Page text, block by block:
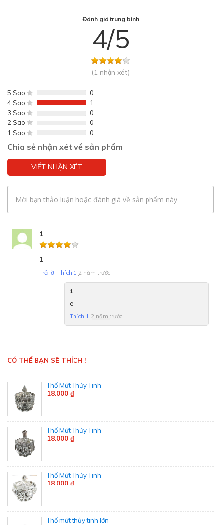
Đánh giá trung bình
4/5
(1 nhận xét)
5 Sao
0
4 Sao
1
3 Sao
0
2 Sao
0
1 Sao
0
Chia sẻ nhận xét về sản phẩm
VIẾT NHẬN XÉT
Mời bạn thảo luận hoặc đánh giá về sản phẩm này
1
1
Trả lời Thích 1 2 năm trước
1
e
Thích 1 2 năm trước
CÓ THỂ BẠN SẼ THÍCH !
Thố Mứt Thủy Tinh
18.000 ₫
Thố Mứt Thủy Tinh
18.000 ₫
Thố Mứt Thủy Tinh
18.000 ₫
Thố mứt thủy tinh lớn